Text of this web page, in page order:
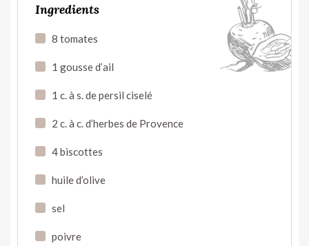
Ingredients
8 tomates
1 gousse d’ail
1 c. à s. de persil ciselé
2 c. à c. d’herbes de Provence
4 biscottes
huile d’olive
sel
poivre